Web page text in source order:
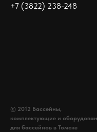
+7 (3822) 238-248
© 2012 Бассейны,
комплектующие и
для бассейнов в Томске